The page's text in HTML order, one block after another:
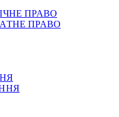
ПРАВО
ПРАВО